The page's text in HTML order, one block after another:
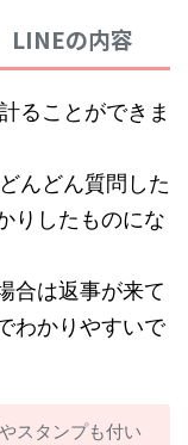
LINEの内容
ることができま
んどん質問した
りしたものにな
合は返事が来て
わかりやすいで
スタンプも付い